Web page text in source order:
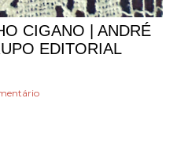
CIGANO | ANDRÉ
EDITORIAL